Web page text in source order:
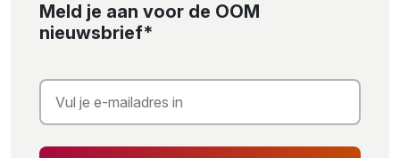
Meld je aan voor de OOM
nieuwsbrief*